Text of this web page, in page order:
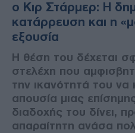
ο Κιρ Στάρμερ: Η
κατάρρευση και η
εξουσία
Η θέση του δέχεται
στελέχη που
την ικανότητά του
απουσία μιας
διαδοχής του δίνει,
απαραίτητη ανάσα